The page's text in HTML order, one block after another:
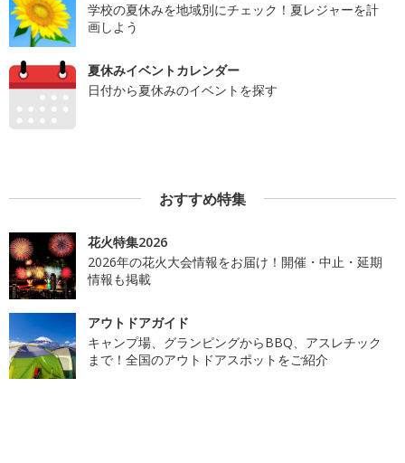
学校の夏休みを地域別にチェック！夏レジャーを計
画しよう
夏休みイベントカレンダー
日付から夏休みのイベントを探す
おすすめ特集
花火特集2026
2026年の花火大会情報をお届け！開催・中止・延期
情報も掲載
アウトドアガイド
キャンプ場、グランピングからBBQ、アスレチック
まで！全国のアウトドアスポットをご紹介